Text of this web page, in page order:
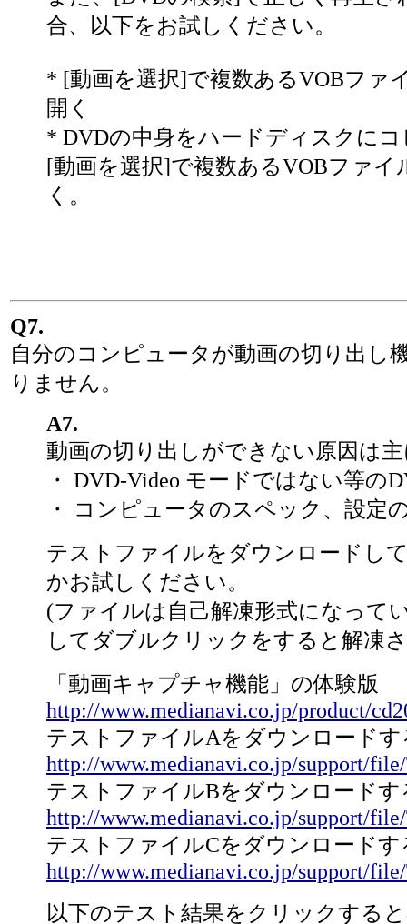
合、以下をお試しください。
* [動画を選択]で複数あるVOBファ
開く
* DVDの中身をハードディスクにコ
[動画を選択]で複数あるVOBファイ
く。
Q7.
自分のコンピュータが動画の切り出し
りません。
A7.
動画の切り出しができない原因は
・ DVD-Video モードではない等の
・ コンピュータのスペック、設定
テストファイルをダウンロードし
かお試しください。
(ファイルは自己解凍形式になって
してダブルクリックをすると解凍
「動画キャプチャ機能」の体験版
http://www.medianavi.co.jp/product/
テストファイルAをダウンロードす
http://www.medianavi.co.jp/support/
テストファイルBをダウンロードす
http://www.medianavi.co.jp/support/
テストファイルCをダウンロードす
http://www.medianavi.co.jp/support/file/
以下のテスト結果をクリックする